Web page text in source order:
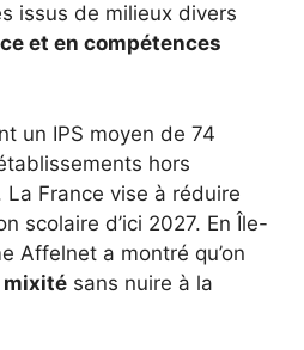
issus de milieux divers
et en compétences
un IPS moyen de 74
hors
France vise à réduire
scolaire d’ici 2027. En Île-
Affelnet a montré qu’on
mixité sans nuire à la